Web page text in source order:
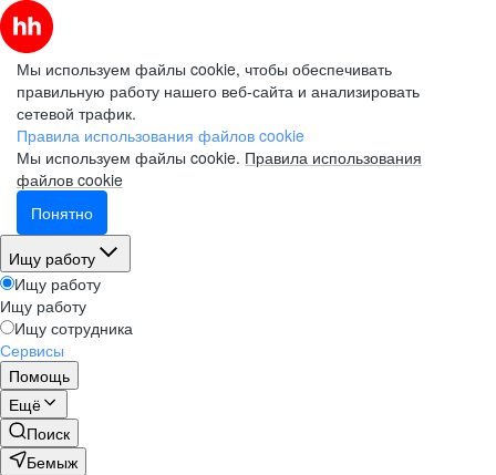
Мы используем файлы cookie, чтобы обеспечивать
правильную работу нашего веб-сайта и анализировать
сетевой трафик.
Правила использования файлов cookie
Мы используем файлы cookie. Правила использования
файлов cookie
Понятно
Ищу работу
Ищу работу
Ищу работу
Ищу сотрудника
Сервисы
Помощь
Ещё
Поиск
Бемыж